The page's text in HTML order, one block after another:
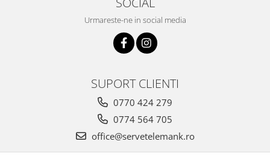
Urmareste-ne in social media
SUPORT CLIENTI
0770 424 279
0774 564 705
office@servetelemank.ro